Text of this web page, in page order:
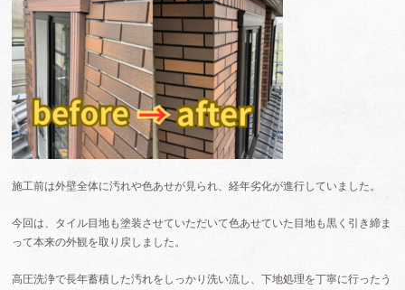
施工前は外壁全体に汚れや色あせが見られ、経年劣化が進行していました。
今回は、タイル目地も塗装させていただいて色あせていた目地も黒く引き締ま
って本来の外観を取り戻しました。
高圧洗浄で長年蓄積した汚れをしっかり洗い流し、下地処理を丁寧に行ったう